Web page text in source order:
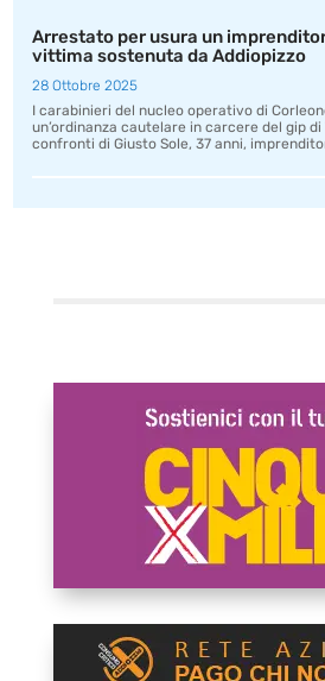
Arrestato per usura un
vittima sostenuta da Addiopizzo
28 Ottobre 2025
I carabinieri del nucleo operativo di
un’ordinanza cautelare in carcere del gip
confronti di Giusto Sole, 37 anni,